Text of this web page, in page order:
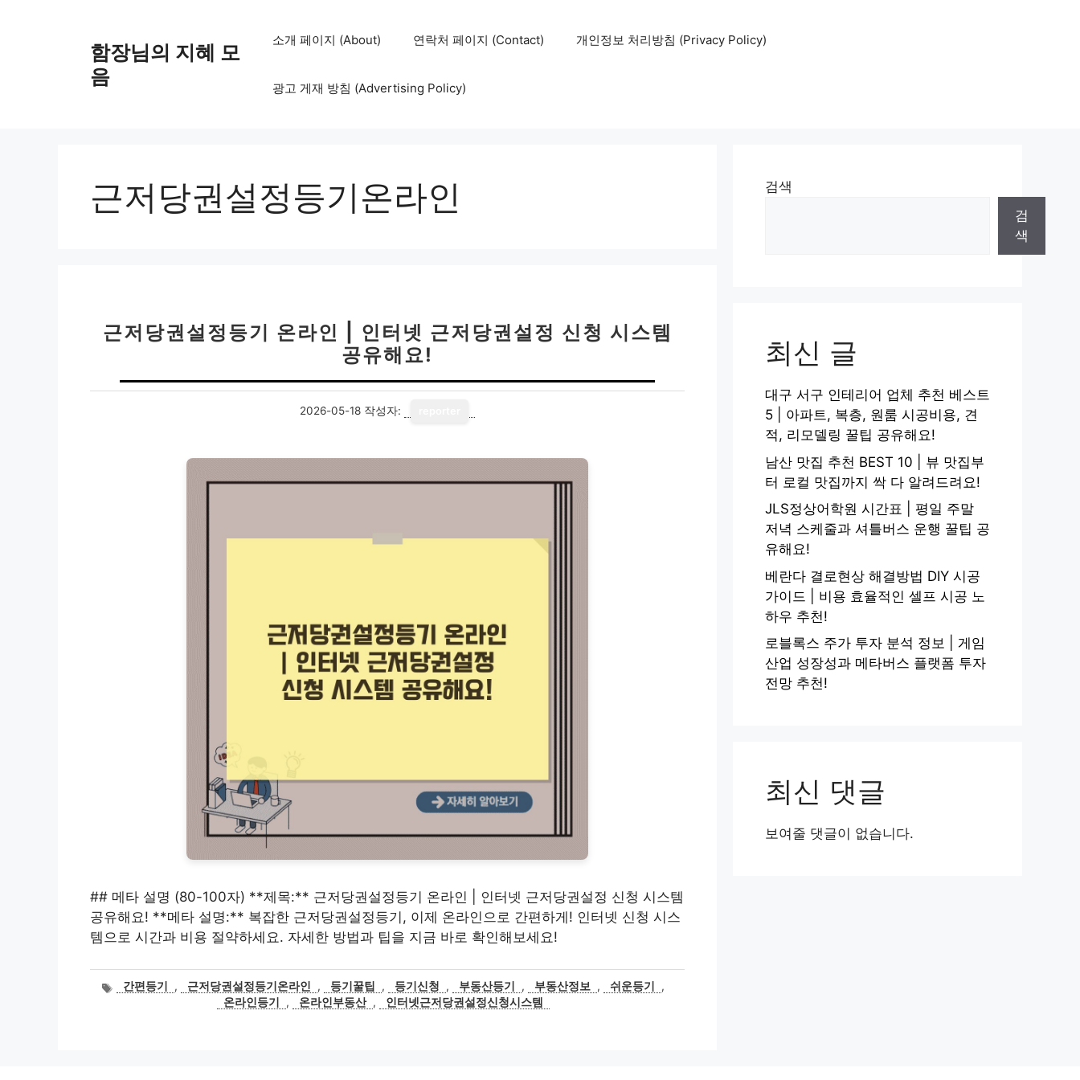
함장님의 지혜 모
음
소개 페이지 (About) 연락처 페이지 (Contact) 개인정보 처리방침 (Privacy Policy)
광고 게재 방침 (Advertising Policy)
근저당권설정등기온라인
근저당권설정등기 온라인 | 인터넷 근저당권설정 신청 시스템
공유해요!
2026-05-18 작성자:
## 메타 설명 (80-100자) **제목:** 근저당권설정등기 온라인 | 인터넷 근저당권설정 신청 시스템
공유해요! **메타 설명:** 복잡한 근저당권설정등기, 이제 온라인으로 간편하게! 인터넷 신청 시스
템으로 시간과 비용 절약하세요. 자세한 방법과 팁을 지금 바로 확인해보세요!
태간편등기 , 근저당권설정등기온라인 , 등기꿀팁 , 등기신청 , 부동산등기 , 부동산정보 , 쉬운등기
,
온라인등기
, 온라인부동산 , 인터넷근저당권설정신청시스템
검색
검
색
최신 글
대구 서구 인테리어 업체 추천 베스트
5 | 아파트, 복층, 원룸 시공비용, 견
적, 리모델링 꿀팁 공유해요!
남산 맛집 추천 BEST 10 | 뷰 맛집부
터 로컬 맛집까지 싹 다 알려드려요!
JLS정상어학원 시간표 | 평일 주말
저녁 스케줄과 셔틀버스 운행 꿀팁 공
유해요!
베란다 결로현상 해결방법 DIY 시공
가이드 | 비용 효율적인 셀프 시공 노
하우 추천!
로블록스 주가 투자 분석 정보 | 게임
산업 성장성과 메타버스 플랫폼 투자
전망 추천!
최신 댓글
보여줄 댓글이 없습니다.